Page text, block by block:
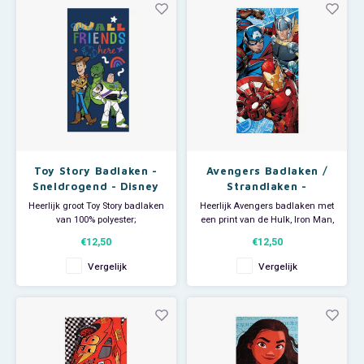
cm. Materiaal: 100% katoe
sneldrogend.
Toy Story Badlaken -
Sneldrogend - Disney
Heerlijk groot Toy Story badlaken
van 100% polyester;
afbeelding van Woody, Buzz
Lightyear en Rex. De grote
Disney handdoek is ideaal voor
thuisgebruik, voor bij de
als strandlaken te gebruiken
als je naar
€12,50
Vergelijk
Avengers Badlaken /
Strandlaken -
Sneldrogend
Heerlijk Avengers badlaken met
een print van de Hulk, Iron Man,
Marvel handdoek is ideaal voor
thuisgebruik maar ook voor bij
de zwemles of als strandlaken
om op te zonnen. Materiaal:
Afmetin
€12,50
Vergelijk